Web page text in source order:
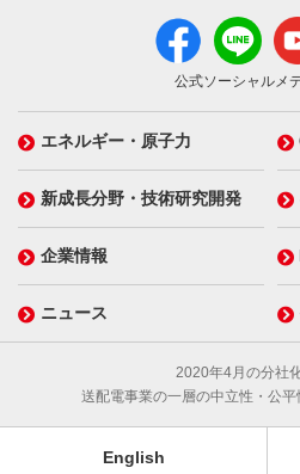
公式ソーシャルメ
エネルギー・原子力
新成長分野・技術研究開発
企業情報
ニュース
2020年4月の分社
送配電事業の一層の中立性・公平
English